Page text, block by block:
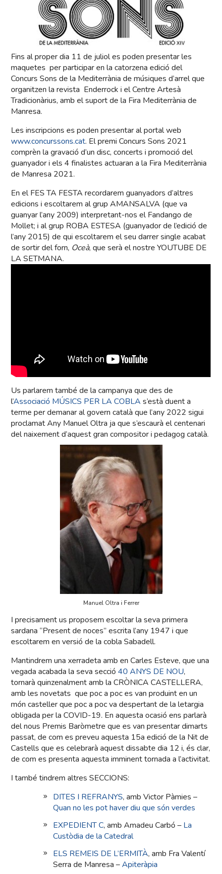
Fins al proper dia 11 de juliol es poden presentar les
maquetes per participar en la catorzena edició del
Concurs Sons de la Mediterrània de músiques d’arrel que
organitzen la revista Enderrock i el Centre Artesà
Tradicionàrius, amb el suport de la Fira Mediterrània de
Manresa.
Les inscripcions es poden presentar al portal web
www.concurssons.cat. El premi Concurs Sons 2021
comprèn la gravació d’un disc, concerts i promoció del
guanyador i els 4 finalistes actuaran a la Fira Mediterrània
de Manresa 2021.
En el FES TA FESTA recordarem guanyadors d’altres
edicions i escoltarem al grup AMANSALVA (que va
guanyar l’any 2009) interpretant-nos el Fandango de
Mollet; i al grup ROBA ESTESA (guanyador de l’edició de
l’any 2015) de qui escoltarem el seu darrer single acabat
de sortir del forn, Oceà, que serà el nostre YOUTUBE DE
LA SETMANA.
Us parlarem també de la campanya que des de
l’Associació MÚSICS PER LA COBLA s’està duent a
terme per demanar al govern català que l’any 2022 sigui
proclamat Any Manuel Oltra ja que s’escaurà el centenari
del naixement d’aquest gran compositor i pedagog català.
Manuel Oltra i Ferrer
I precisament us proposem escoltar la seva primera
sardana “Present de noces” escrita l’any 1947 i que
escoltarem en versió de la cobla Sabadell.
Mantindrem una xerradeta amb en Carles Esteve, que una
vegada acabada la seva secció40 ANYS DE NOU,
tornarà quinzenalment amb la CRÒNICA CASTELLERA,
amb les novetats que poc a poc es van produint en un
món casteller que poc a poc va despertant de la letargia
obligada per la COVID-19. En aquesta ocasió ens parlarà
del nous Premis Baròmetre que es van presentar dimarts
passat, de com es preveu aquesta 15a edició de la Nit de
Castells que es celebrarà aquest dissabte dia 12 i, és clar,
de com es presenta aquesta imminent tornada a l’activitat.
I també tindrem altres SECCIONS:
DITES I REFRANYS, amb Victor Pàmies –
Quan no les pot haver diu que són verdes
EXPEDIENT C, amb Amadeu Carbó – La
Custòdia de la Catedral
ELS REMEIS DE L’ERMITÀ, amb Fra Valentí
Serra de Manresa –Apiteràpia